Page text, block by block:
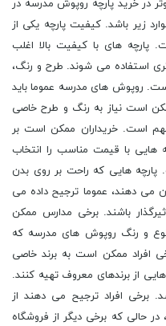
در خرید پارچه روپوش مدرسه در
زیر باشد. کیفیت پارچه یکی از
های با کیفیت بالا اغلب
استفاده می شوند. طرح و رنگ،
روپوش های مدرسه عموما باید
است نیاز به رنگ و طرح خاصی
است. خریداران ممکن است بر
هایی با قیمت مناسب را انتخاب
پارچه هایی که راحت بر روی بدن
می دهند، عموما ترجیح داده می
باشند. برخی مدارس ممکن
نوع و رنگ روپوش های مدرسه که
افراد ممکن است به برند خاصی
از برندهای معروف تهیه کنند.
برخی افراد ترجیح می دهند از
حالی که برخی دیگر از فروشگاه